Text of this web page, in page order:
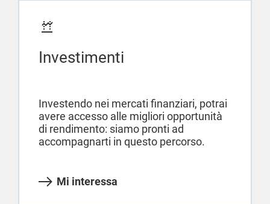
Investimenti
Investendo nei mercati finanziari, potrai
avere accesso alle migliori opportunità
di rendimento: siamo pronti ad
accompagnarti in questo percorso.
Mi interessa